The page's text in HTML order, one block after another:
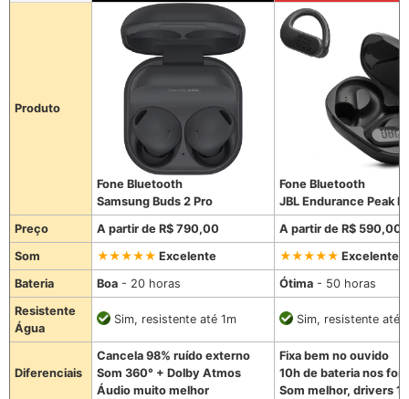
Produto
Fone Bluetooth
Samsung Buds 2 Pro
Fone Bluetooth
JBL Endurance Peak lll
Preço
A partir de R$ 790,00
A partir de R$ 590,00
Som
Excelente
Excelente
Bateria
Boa - 20 horas Ótima - 50 horas
Resistente
Água
Sim, resistente até 1m Sim, resistente até
Diferenciais
Cancela 98% ruído externo
Som 360° + Dolby Atmos
Áudio muito melhor
Fixa bem no ouvido
10h de bateria nos
Som melhor, drivers